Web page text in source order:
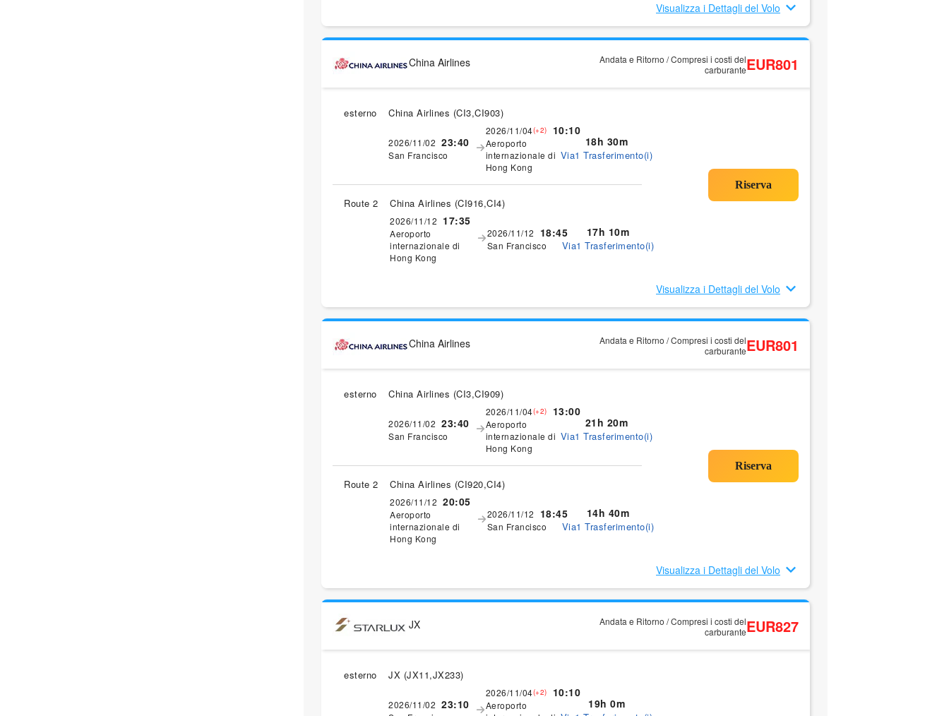
Visualizza i Dettagli del Volo
China Airlines
Andata e Ritorno / Compresi i costi del
carburanteEUR801
esterno China Airlines (CI3,CI903)
2026/11/02 23:40
San Francisco
2026/11/04(+2) 10:10
Aeroporto
internazionale di
Hong Kong
18h 30m
Via1 Trasferimento(i)
Route 2 China Airlines (CI916,CI4)
2026/11/12 17:35
Aeroporto
internazionale di
Hong Kong
2026/11/12 18:45
San Francisco
17h 10m
Via1 Trasferimento(i)
Visualizza i Dettagli del Volo
China Airlines
Andata e Ritorno / Compresi i costi del
carburanteEUR801
esterno China Airlines (CI3,CI909)
2026/11/02 23:40
San Francisco
2026/11/04(+2) 13:00
Aeroporto
internazionale di
Hong Kong
21h 20m
Via1 Trasferimento(i)
Route 2 China Airlines (CI920,CI4)
2026/11/12 20:05
Aeroporto
internazionale di
Hong Kong
2026/11/12 18:45
San Francisco
14h 40m
Via1 Trasferimento(i)
Visualizza i Dettagli del Volo
JX
Andata e Ritorno / Compresi i costi del
carburanteEUR827
esterno JX (JX11,JX233)
2026/11/02 23:10
2026/11/04(+2) 10:10
Aeroporto
19h 0m